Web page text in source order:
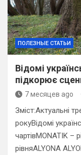
ПОЛЕЗНЫЕ СТАТЬИ
Відомі
підкорює
7 месяцев ago
Зміст:Актуальні
рокуВідомі
чартівMONATIK –
рівняALYONA